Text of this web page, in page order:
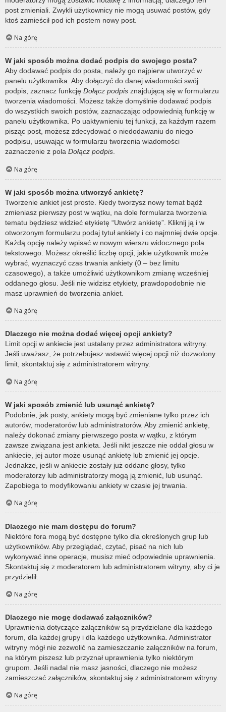
post zmieniali. Zwykli użytkownicy nie mogą usuwać postów, gdy
ktoś zamieścił pod ich postem nowy post.
Na górę
W jaki sposób można dodać podpis do swojego posta?
Aby dodawać podpis do posta, należy go najpierw utworzyć w
panelu użytkownika. Aby dołączyć do danej wiadomości swój
podpis, zaznacz funkcję Dołącz podpis znajdującą się w formularzu
tworzenia wiadomości. Możesz także domyślnie dodawać podpis
do wszystkich swoich postów, zaznaczając odpowiednią funkcję w
panelu użytkownika. Po uaktywnieniu tej funkcji, za każdym razem
pisząc post, możesz zdecydować o niedodawaniu do niego
podpisu, usuwając w formularzu tworzenia wiadomości
zaznaczenie z pola Dołącz podpis.
Na górę
W jaki sposób można utworzyć ankietę?
Tworzenie ankiet jest proste. Kiedy tworzysz nowy temat bądź
zmieniasz pierwszy post w wątku, na dole formularza tworzenia
tematu będziesz widzieć etykietę “Utwórz ankietę”. Kliknij ją i w
otworzonym formularzu podaj tytuł ankiety i co najmniej dwie opcje.
Każdą opcję należy wpisać w nowym wierszu widocznego pola
tekstowego. Możesz określić liczbę opcji, jakie użytkownik może
wybrać, wyznaczyć czas trwania ankiety (0 – bez limitu
czasowego), a także umożliwić użytkownikom zmianę wcześniej
oddanego głosu. Jeśli nie widzisz etykiety, prawdopodobnie nie
masz uprawnień do tworzenia ankiet.
Na górę
Dlaczego nie można dodać więcej opcji ankiety?
Limit opcji w ankiecie jest ustalany przez administratora witryny.
Jeśli uważasz, że potrzebujesz wstawić więcej opcji niż dozwolony
limit, skontaktuj się z administratorem witryny.
Na górę
W jaki sposób zmienić lub usunąć ankietę?
Podobnie, jak posty, ankiety mogą być zmieniane tylko przez ich
autorów, moderatorów lub administratorów. Aby zmienić ankietę,
należy dokonać zmiany pierwszego posta w wątku, z którym
zawsze związana jest ankieta. Jeśli nikt jeszcze nie oddał głosu w
ankiecie, jej autor może usunąć ankietę lub zmienić jej opcje.
Jednakże, jeśli w ankiecie zostały już oddane głosy, tylko
moderatorzy lub administratorzy mogą ją zmienić, lub usunąć.
Zapobiega to modyfikowaniu ankiety w czasie jej trwania.
Na górę
Dlaczego nie mam dostępu do forum?
Niektóre fora mogą być dostępne tylko dla określonych grup lub
użytkowników. Aby przeglądać, czytać, pisać na nich lub
wykonywać inne operacje, musisz mieć odpowiednie uprawnienia.
Skontaktuj się z moderatorem lub administratorem witryny, aby ci je
przydzielił.
Na górę
Dlaczego nie mogę dodawać załączników?
Uprawnienia dotyczące załączników są przydzielane dla każdego
forum, dla każdej grupy i dla każdego użytkownika. Administrator
witryny mógł nie zezwolić na zamieszczanie załączników na forum,
na którym piszesz lub przyznał uprawnienia tylko niektórym
grupom. Jeśli nadal nie masz jasności, dlaczego nie możesz
zamieszczać załączników, skontaktuj się z administratorem witryny.
Na górę